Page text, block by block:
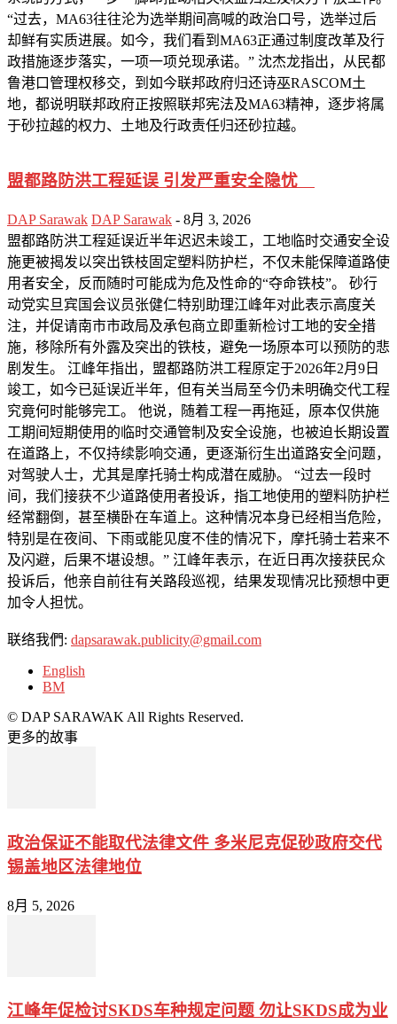
“过去，MA63往往沦为选举期间高喊的政治口号，选举过后
却鲜有实质进展。如今，我们看到MA63正通过制度改革及行
政措施逐步落实，一项一项兑现承诺。” 沈杰龙指出，从民都
鲁港口管理权移交，到如今联邦政府归还诗巫RASCOM土
地，都说明联邦政府正按照联邦宪法及MA63精神，逐步将属
于砂拉越的权力、土地及行政责任归还砂拉越。
盟都路防洪工程延误 引发严重安全隐忧
DAP Sarawak DAP Sarawak - 8月 3, 2026
盟都路防洪工程延误近半年迟迟未竣工，工地临时交通安全设
施更被揭发以突出铁枝固定塑料防护栏，不仅未能保障道路使
用者安全，反而随时可能成为危及性命的“夺命铁枝”。 砂行
动党实旦宾国会议员张健仁特别助理江峰年对此表示高度关
注，并促请南市市政局及承包商立即重新检讨工地的安全措
施，移除所有外露及突出的铁枝，避免一场原本可以预防的悲
剧发生。 江峰年指出，盟都路防洪工程原定于2026年2月9日
竣工，如今已延误近半年，但有关当局至今仍未明确交代工程
究竟何时能够完工。 他说，随着工程一再拖延，原本仅供施
工期间短期使用的临时交通管制及安全设施，也被迫长期设置
在道路上，不仅持续影响交通，更逐渐衍生出道路安全问题，
对驾驶人士，尤其是摩托骑士构成潜在威胁。 “过去一段时
间，我们接获不少道路使用者投诉，指工地使用的塑料防护栏
经常翻倒，甚至横卧在车道上。这种情况本身已经相当危险，
特别是在夜间、下雨或能见度不佳的情况下，摩托骑士若来不
及闪避，后果不堪设想。” 江峰年表示，在近日再次接获民众
投诉后，他亲自前往有关路段巡视，结果发现情况比预想中更
加令人担忧。
联络我們: dapsarawak.publicity@gmail.com
English
BM
© DAP SARAWAK All Rights Reserved.
更多的故事
政治保证不能取代法律文件 多米尼克促砂政府交代
锡盖地区法律地位
8月 5, 2026
江峰年促检讨SKDS车种规定问题 勿让SKDS成为业